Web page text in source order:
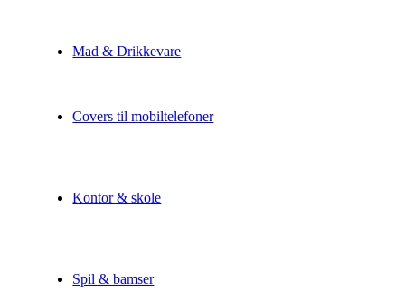
Mad & Drikkevare
Covers til mobiltelefoner
Kontor & skole
Spil & bamser